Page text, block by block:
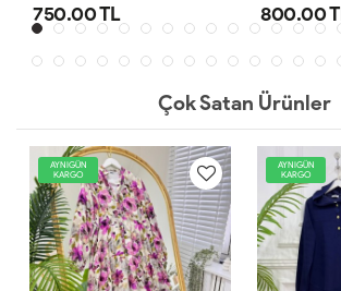
800.00 TL 1,000.00
Çok Satan Ürünler
AYNIGÜN
KARGO
AYNIGÜN
KARGO